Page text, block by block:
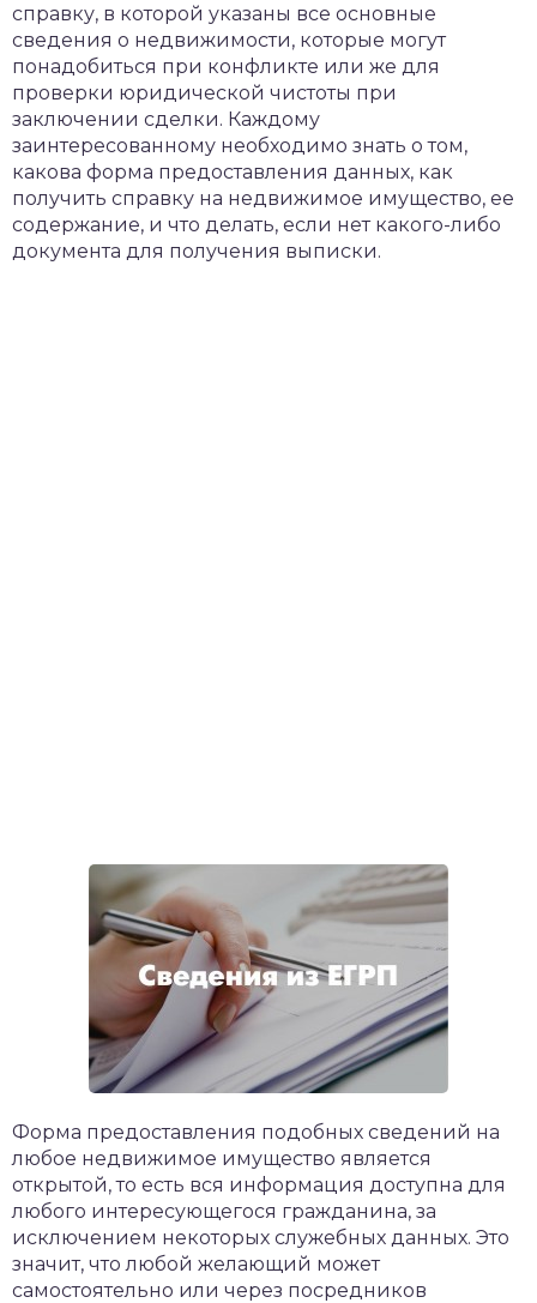
справку, в которой указаны все основные
сведения о недвижимости, которые могут
понадобиться при конфликте или же для
проверки юридической чистоты при
заключении сделки. Каждому
заинтересованному необходимо знать о том,
какова форма предоставления данных, как
получить справку на недвижимое имущество, ее
содержание, и что делать, если нет какого-либо
документа для получения выписки.
Форма предоставления подобных сведений на
любое недвижимое имущество является
открытой, то есть вся информация доступна для
любого интересующегося гражданина, за
исключением некоторых служебных данных. Это
значит, что любой желающий может
самостоятельно или через посредников